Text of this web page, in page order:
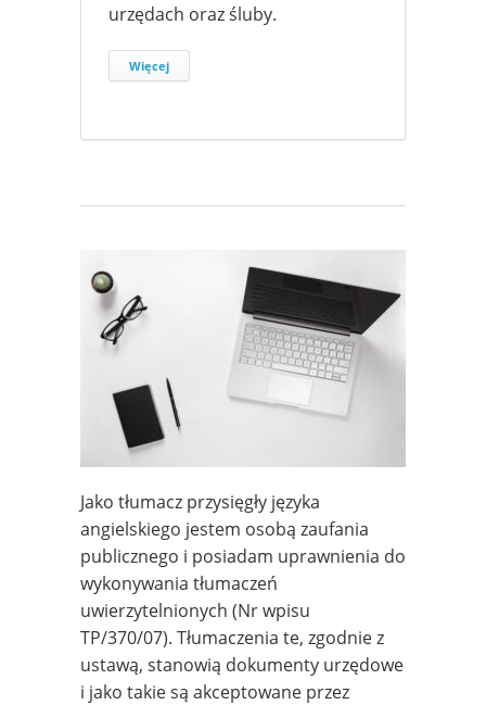
urzędach oraz śluby.
Więcej
Jako tłumacz przysięgły języka
angielskiego jestem osobą zaufania
publicznego i posiadam uprawnienia do
wykonywania tłumaczeń
uwierzytelnionych (Nr wpisu
TP/370/07). Tłumaczenia te, zgodnie z
ustawą, stanowią dokumenty urzędowe
i jako takie są akceptowane przez